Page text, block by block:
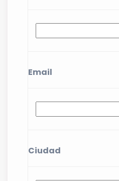
Email
Ciudad